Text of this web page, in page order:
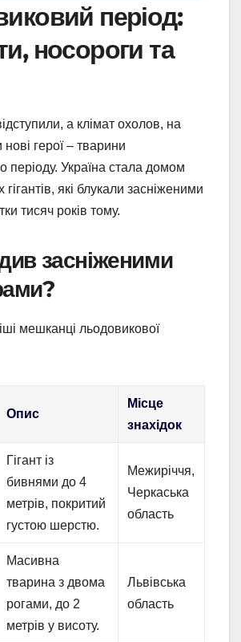
період:
носороги та
а клімат охолов, на
герої – тварини
періоду. Україна стала домом
які блукали засніженими
тисяч років тому.
засніженими
мешканці льодовикової
Опис
Місце
знахідок
Гігант із
бивнями до 4
метрів, покритий
густою шерстю.
Межиріччя,
Черкаська
область
Масивна
тварина з двома
рогами, до 2
метрів у висоту.
Львівська
область